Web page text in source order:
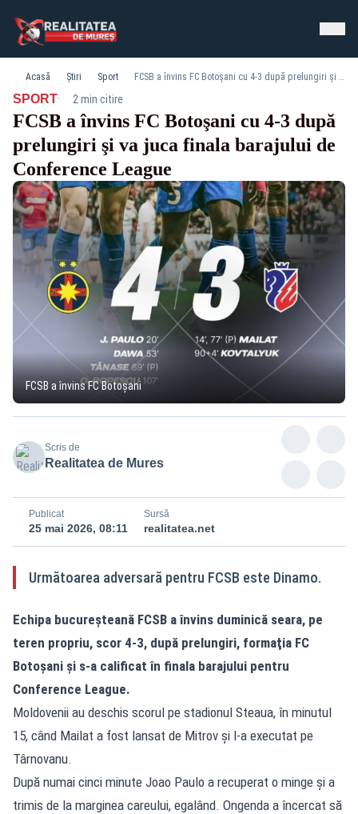
Acasă Știri Sport FCSB a învins FC Botoşani cu 4-3 după prelungiri şi va juca finala barajului de Conference League
SPORT· 2 min citire
FCSB a învins FC Botoşani cu 4-3 după
prelungiri şi va juca finala barajului de
Conference League
FCSB a învins FC Botoşani
Scris de
Realitatea de Mures
Publicat
25 mai 2026, 08:11
Sursă
realitatea.net
Următoarea adversară pentru FCSB este Dinamo.
Echipa bucureşteană FCSB a învins duminică seara, pe
teren propriu, scor 4-3, după prelungiri, formaţia FC
Botoşani şi s-a calificat în finala barajului pentru
Conference League.
Moldovenii au deschis scorul pe stadionul Steaua, în minutul
15, când Mailat a fost lansat de Mitrov şi l-a executat pe
Târnovanu.
După numai cinci minute Joao Paulo a recuperat o minge şi a
trimis de la marginea careului, egalând. Ongenda a încercat să